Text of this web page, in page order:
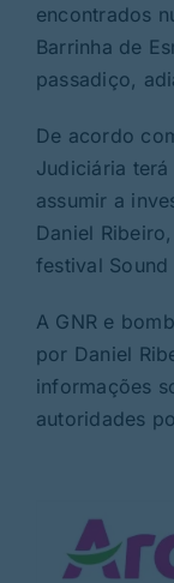
encontrados
Barrinha de
passadiço,
De acordo
Judiciária
assumir a
Daniel
festival Sound
A GNR e
por Daniel
informações
autoridades